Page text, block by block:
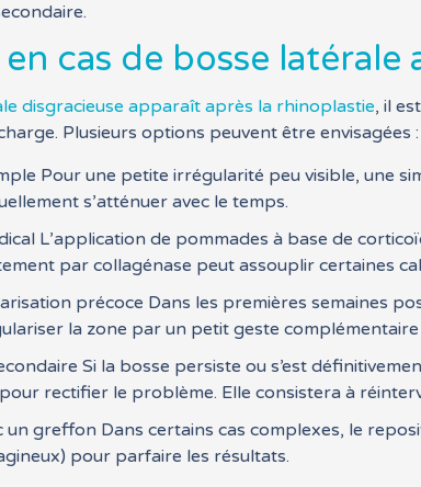
cas de bosse latérale
disgracieuse apparaît après la rhinoplastie, il
Plusieurs options peuvent être envisagées :
Pour une petite irrégularité peu visible, une
s’atténuer avec le temps.
L’application de pommades à base de
par collagénase peut assouplir certaines
précoce Dans les premières semaines
la zone par un petit geste
Si la bosse persiste ou s’est
rectifier le problème. Elle consistera à
un greffon Dans certains cas complexes, le
pour parfaire les résultats.